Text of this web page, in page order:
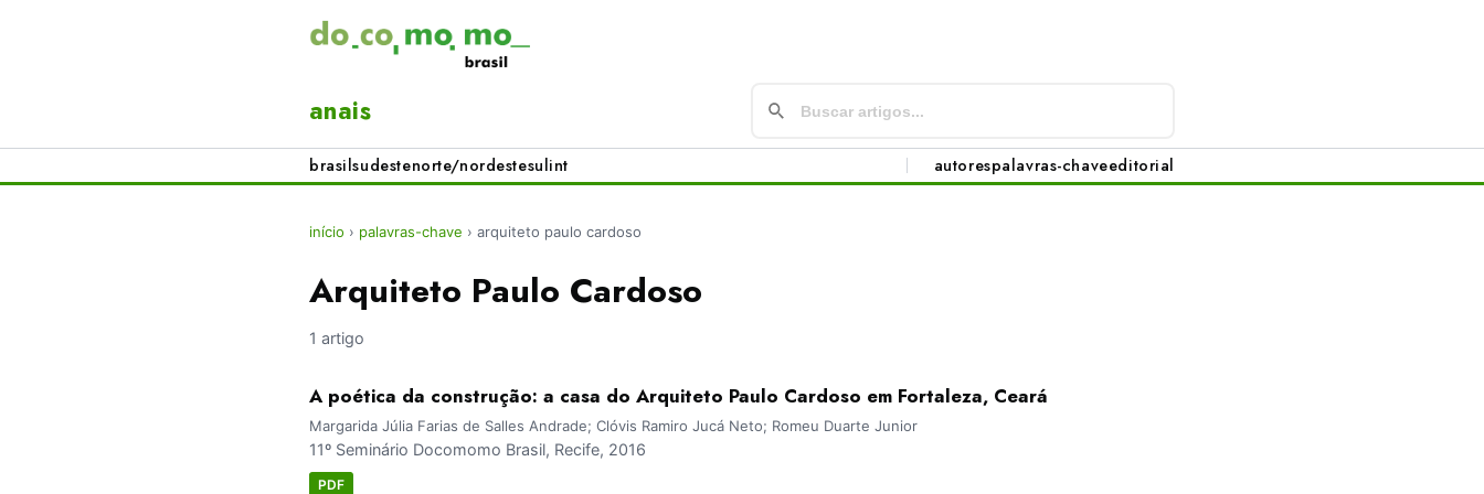
anais
brasilsudestenorte/nordestesulint autorespalavras-chaveeditorial
início › palavras-chave › arquiteto paulo cardoso
Arquiteto Paulo Cardoso
1 artigo
A poética da construção: a casa do Arquiteto Paulo Cardoso em Fortaleza, Ceará
Margarida Júlia Farias de Salles Andrade; Clóvis Ramiro Jucá Neto; Romeu Duarte Junior
11º Seminário Docomomo Brasil, Recife, 2016
PDF